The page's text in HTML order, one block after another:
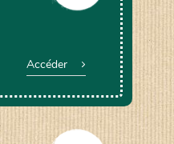
Accéder